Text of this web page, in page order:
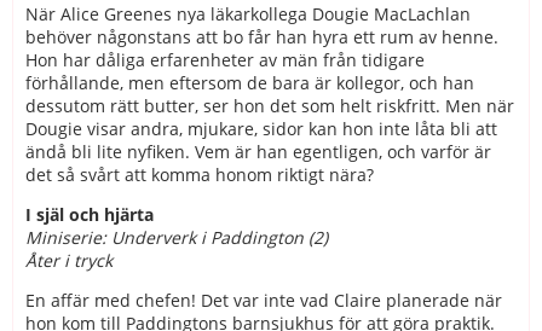
När Alice Greenes nya läkarkollega Dougie MacLachlan
behöver någonstans att bo får han hyra ett rum av henne.
Hon har dåliga erfarenheter av män från tidigare
förhållande, men eftersom de bara är kollegor, och han
dessutom rätt butter, ser hon det som helt riskfritt. Men när
Dougie visar andra, mjukare, sidor kan hon inte låta bli att
ändå bli lite nyfiken. Vem är han egentligen, och varför är
det så svårt att komma honom riktigt nära?
I själ och hjärta
Miniserie: Underverk i Paddington (2)
Åter i tryck
En affär med chefen! Det var inte vad Claire planerade när
hon kom till Paddingtons barnsjukhus för att göra praktik.